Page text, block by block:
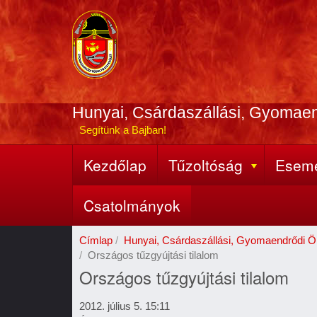
Ugrás
a
tartalomra
Hunyai, Csárdaszállási,
Segítünk a Bajban!
Fő
navigáció
Kezdőlap Tűzoltóság
Csatolmányok
Címlap
Hunyai, Csárdaszállási, Gyomaendrődi
Országos tűzgyújtási tilalom
Országos tűzgyújtási tilalom
2012. július 5. 15:11